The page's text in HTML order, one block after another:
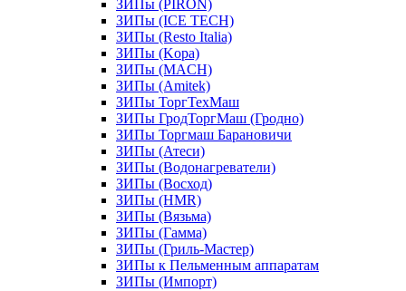
ЗИПы (PIRON)
ЗИПы (ICE TECH)
ЗИПы (Resto Italia)
ЗИПы (Kopa)
ЗИПы (MACH)
ЗИПы (Amitek)
ЗИПы ТоргТехМаш
ЗИПы ГродТоргМаш (Гродно)
ЗИПы Торгмаш Барановичи
ЗИПы (Атеси)
ЗИПы (Водонагреватели)
ЗИПы (Восход)
ЗИПы (HMR)
ЗИПы (Вязьма)
ЗИПы (Гамма)
ЗИПы (Гриль-Мастер)
ЗИПы к Пельменным аппаратам
ЗИПы (Импорт)